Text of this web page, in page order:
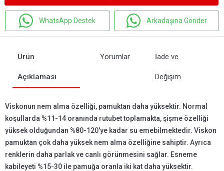
WhatsApp Destek Arkadaşına Gönder
Ürün
Açıklaması
Yorumlar İade ve
Değişim
Viskonun nem alma özelliği, pamuktan daha yüksektir. Normal
koşullarda %11-14 oranında rutubet toplamakta, şişme özelliği
yüksek olduğundan %80-120'ye kadar su emebilmektedir. Viskon
pamuktan çok daha yüksek nem alma özelliğine sahiptir. Ayrıca
renklerin daha parlak ve canlı görünmesini sağlar. Esneme
kabileyeti %15-30 ile pamuğa oranla iki kat daha yüksektir.